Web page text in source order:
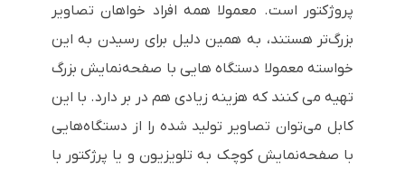
پروژکتور است. معمولا همه افراد خواهان تصاویر
بزرگ‌تر هستند، به همین دلیل برای رسیدن به این
خواسته معمولا دستگاه هایی با صفحه‌نمایش بزرگ
تهیه می کنند که هزینه زیادی هم در بر دارد. با این
کابل می‌توان تصاویر تولید شده را از دستگاه‌هایی
با صفحه‌نمایش کوچک به تلویزیون و یا پرژکتور با